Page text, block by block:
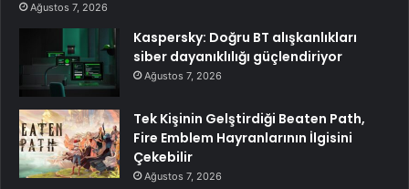
Ağustos 7, 2026
Kaspersky: Doğru BT alışkanlıkları
siber dayanıklılığı güçlendiriyor
Ağustos 7, 2026
Tek Kişinin Gelştirdiği Beaten Path,
Fire Emblem Hayranlarının İlgisini
Çekebilir
Ağustos 7, 2026